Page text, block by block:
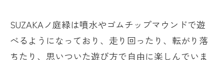
SUZAKAノ庭緑は噴水やゴムチップマウンドで遊
べるようになっており、走り回ったり、転がり落
ちたり、思いついた遊び方で自由に楽しんでいま